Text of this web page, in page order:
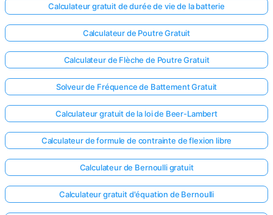
Calculateur gratuit de durée de vie de la batterie
Calculateur de Poutre Gratuit
Calculateur de Flèche de Poutre Gratuit
Solveur de Fréquence de Battement Gratuit
Calculateur gratuit de la loi de Beer-Lambert
Calculateur de formule de contrainte de flexion libre
Calculateur de Bernoulli gratuit
Calculateur gratuit d'équation de Bernoulli